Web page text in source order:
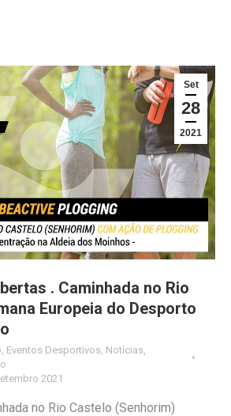
Set
28
2021
. Caminhada no Rio
Europeia do Desporto
Eventos Desportivos Notícias
2021
no Rio Castelo (Senhorim)